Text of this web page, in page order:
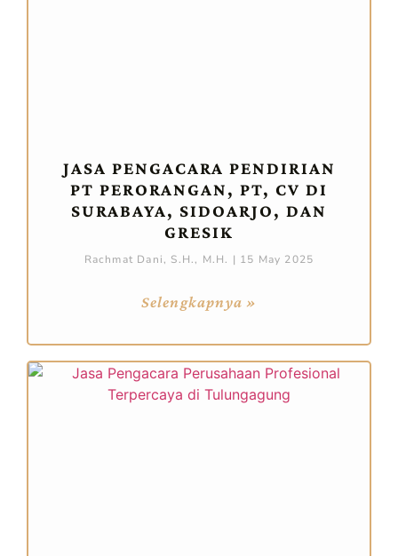
JASA PENGACARA PENDIRIAN
PT PERORANGAN, PT, CV DI
SURABAYA, SIDOARJO, DAN
GRESIK
Rachmat Dani, S.H., M.H. 15 May 2025
Selengkapnya »